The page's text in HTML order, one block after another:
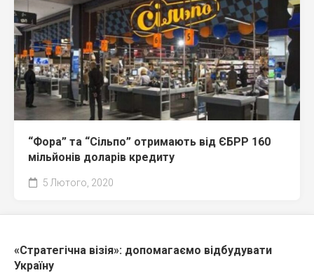
“Фора” та “Сільпо” отримають від ЄБРР 160
мільйонів доларів кредиту
5 Лютого, 2020
«Стратегічна візія»: допомагаємо відбудувати
Україну